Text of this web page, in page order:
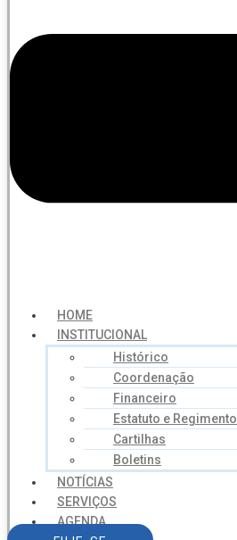
HOME
INSTITUCIONAL
Histórico
Coordenação
Financeiro
Estatuto e Regimento
Cartilhas
Boletins
NOTÍCIAS
SERVIÇOS
AGENDA